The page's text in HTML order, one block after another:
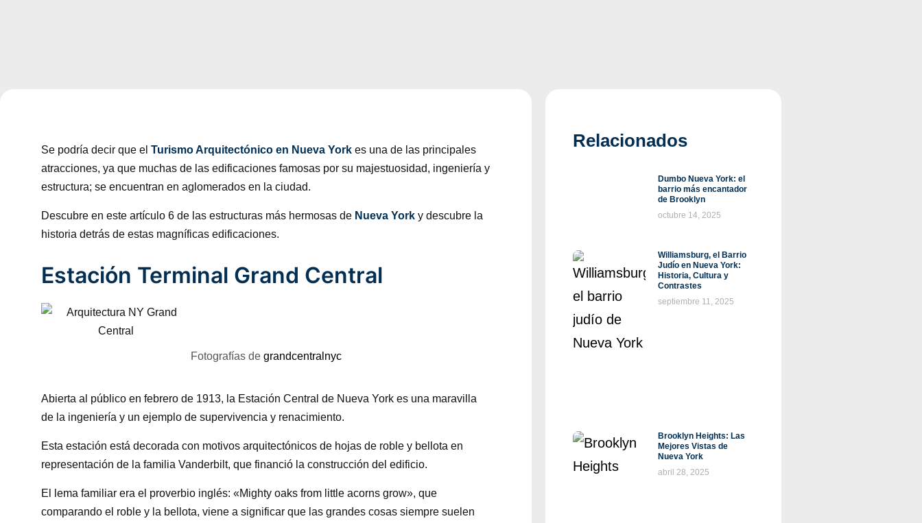
Se podría decir que el Turismo Arquitectónico en Nueva York es una de las principales
atracciones, ya que muchas de las edificaciones famosas por su majestuosidad, ingeniería y
estructura; se encuentran en aglomerados en la ciudad.
Descubre en este artículo 6 de las estructuras más hermosas de Nueva York y descubre la
historia detrás de estas magníficas edificaciones.
Estación Terminal Grand Central
Fotografías de grandcentralnyc
Abierta al público en febrero de 1913, la Estación Central de Nueva York es una maravilla
de la ingeniería y un ejemplo de supervivencia y renacimiento.
Esta estación está decorada con motivos arquitectónicos de hojas de roble y bellota en
representación de la familia Vanderbilt, que financió la construcción del edificio.
El lema familiar era el proverbio inglés: «Mighty oaks from little acorns grow», que
comparando el roble y la bellota, viene a significar que las grandes cosas siempre suelen
Relacionados
Dumbo Nueva York: el
barrio más encantador
de Brooklyn
octubre 14, 2025
Williamsburg, el Barrio
Judío en Nueva York:
Historia, Cultura y
Contrastes
septiembre 11, 2025
Brooklyn Heights: Las
Mejores Vistas de
Nueva York
abril 28, 2025